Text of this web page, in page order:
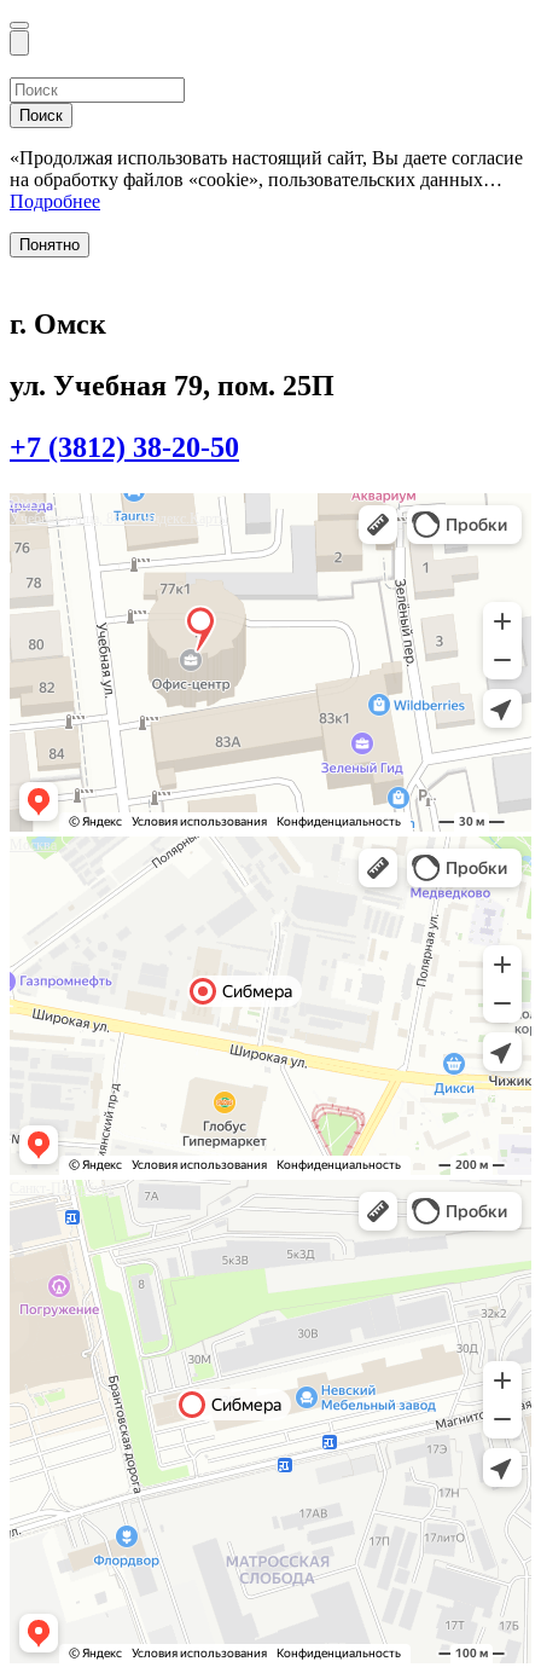
Поиск
«Продолжая использовать настоящий сайт, Вы даете согласие
на обработку файлов «cookie», пользовательских данных…
Подробнее
Понятно
г. Омск
ул. Учебная 79, пом. 25П
+7 (3812) 38-20-50
Омск
Учебная улица, 86 — Яндекс.Карты
Москва
Санкт-Петербург